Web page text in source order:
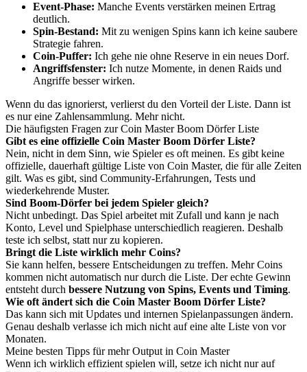
Event-Phase: Manche Events verstärken meinen Ertrag
deutlich.
Spin-Bestand: Mit zu wenigen Spins kann ich keine saubere
Strategie fahren.
Coin-Puffer: Ich gehe nie ohne Reserve in ein neues Dorf.
Angriffsfenster: Ich nutze Momente, in denen Raids und
Angriffe besser wirken.
Wenn du das ignorierst, verlierst du den Vorteil der Liste. Dann ist
es nur eine Zahlensammlung. Mehr nicht.
Die häufigsten Fragen zur Coin Master Boom Dörfer Liste
Gibt es eine offizielle Coin Master Boom Dörfer Liste?
Nein, nicht in dem Sinn, wie Spieler es oft meinen. Es gibt keine
offizielle, dauerhaft gültige Liste von Coin Master, die für alle Zeiten
gilt. Was es gibt, sind Community-Erfahrungen, Tests und
wiederkehrende Muster.
Sind Boom-Dörfer bei jedem Spieler gleich?
Nicht unbedingt. Das Spiel arbeitet mit Zufall und kann je nach
Konto, Level und Spielphase unterschiedlich reagieren. Deshalb
teste ich selbst, statt nur zu kopieren.
Bringt die Liste wirklich mehr Coins?
Sie kann helfen, bessere Entscheidungen zu treffen. Mehr Coins
kommen nicht automatisch nur durch die Liste. Der echte Gewinn
entsteht durch bessere Nutzung von Spins, Events und Timing.
Wie oft ändert sich die Coin Master Boom Dörfer Liste?
Das kann sich mit Updates und internen Spielanpassungen ändern.
Genau deshalb verlasse ich mich nicht auf eine alte Liste von vor
Monaten.
Meine besten Tipps für mehr Output in Coin Master
Wenn ich wirklich effizient spielen will, setze ich nicht nur auf